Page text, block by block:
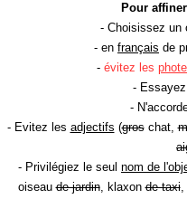
Pour
- Choisissez un
- en français de
- évitez les
-
-
- Evitez les adjectifs (groschat,
- Privilégiez le seul nom de
oiseaude jardin, klaxonde taxi,